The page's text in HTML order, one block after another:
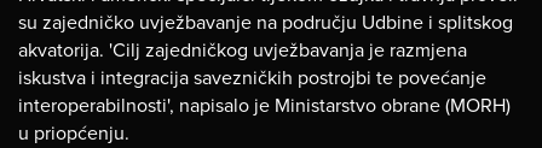
su zajedničko uvježbavanje na području Udbine i splitskog
akvatorija. 'Cilj zajedničkog uvježbavanja je razmjena
iskustva i integracija savezničkih postrojbi te povećanje
interoperabilnosti', napisalo je Ministarstvo obrane (MORH)
u priopćenju.